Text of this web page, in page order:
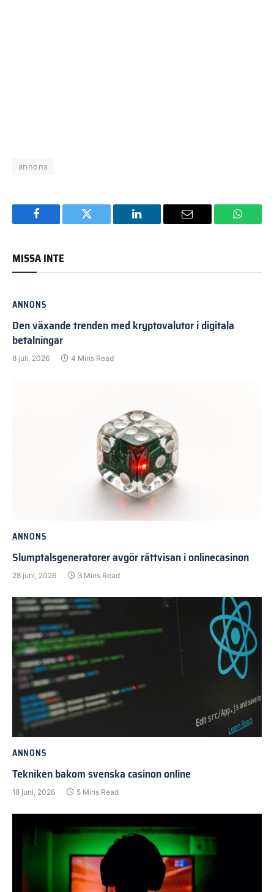
annons
Facebook Twitter LinkedIn Email
MISSA INTE
ANNONS
Den växande trenden med kryptovalutor i digitala
betalningar
8 juli, 2026 4 Mins Read
ANNONS
Slumptalsgeneratorer avgör rättvisan i onlinecasinon
28 juni, 2026 3 Mins Read
ANNONS
Tekniken bakom svenska casinon online
18 juni, 2026 5 Mins Read